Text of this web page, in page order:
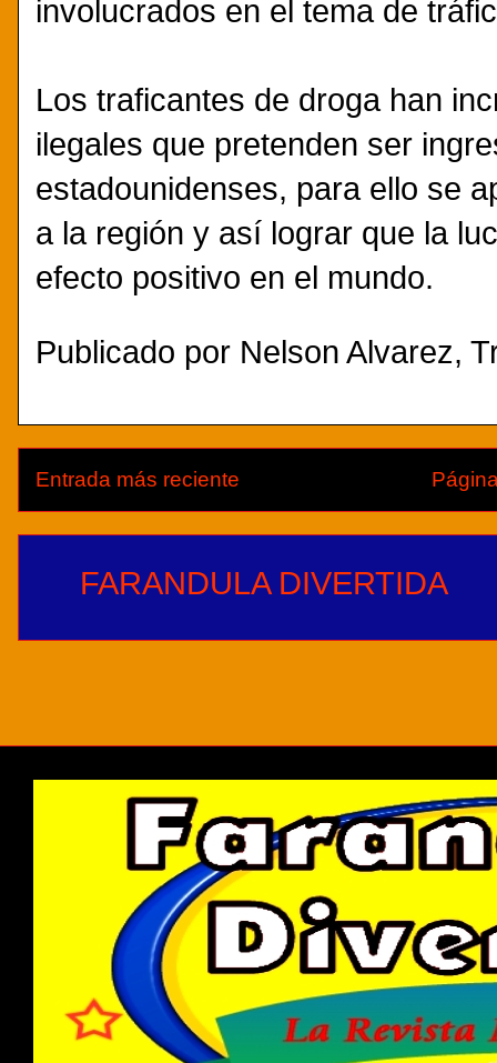
involucrados en el tema de
Los traficantes de droga han
ilegales que pretenden ser
estadounidenses, para ello se
a la región y así lograr que la
efecto positivo en el mundo.
Publicado por Nelson Alvarez,
Entrada más reciente
FARANDULA DIVERTIDA